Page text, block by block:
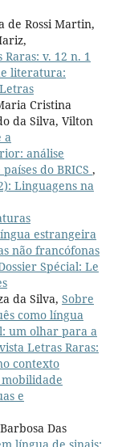
de Rossi Martin,
v. 12 n. 1
literatura:
Cristina
da Silva, Vilton
a
análise
do BRICS ,
Linguagens na
estrangeira
não francófonas
Spécial: Le
da Silva, Sobre
como língua
um olhar para a
Letras Raras:
contexto
e
Das